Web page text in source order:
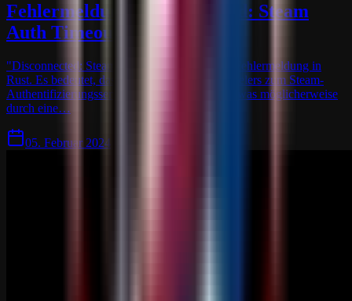
Fehlermeldung: Disconnected: Steam
Auth Timeout
"Disconnected: Steam Auth Timeout" ist eine Fehlermeldung in
Rust. Es bedeutet, dass die Verbindung des Spielers zum Steam-
Authentifizierungsserver unterbrochen wurde, was möglicherweise
durch eine…
05. Februar 2024